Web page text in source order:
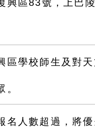
興區83號，上巴
區學校師生及對
。
名人數超過，將